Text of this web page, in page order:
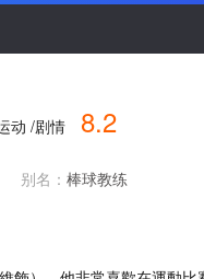
动 /剧情 8.2
别名： 棒球教练